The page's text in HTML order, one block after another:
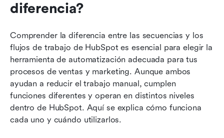
diferencia?
Comprender la diferencia entre las secuencias y los
flujos de trabajo de HubSpot es esencial para elegir la
herramienta de automatización adecuada para tus
procesos de ventas y marketing. Aunque ambos
ayudan a reducir el trabajo manual, cumplen
funciones diferentes y operan en distintos niveles
dentro de HubSpot. Aquí se explica cómo funciona
cada uno y cuándo utilizarlos.